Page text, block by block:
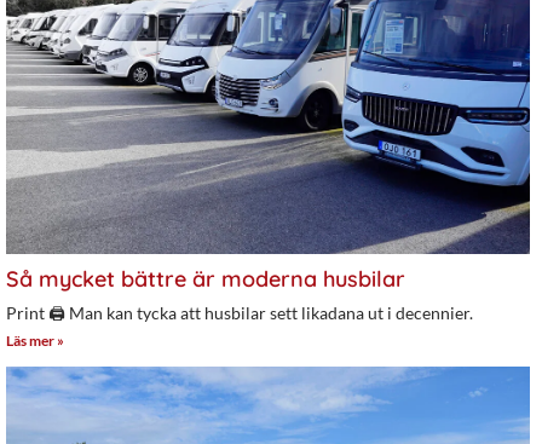
Så mycket bättre är moderna husbilar
Print 🖨 Man kan tycka att husbilar sett likadana ut i decennier.
Läs mer »